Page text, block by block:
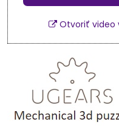
Otvoriť video